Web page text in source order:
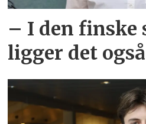
– I den finske
ligger det